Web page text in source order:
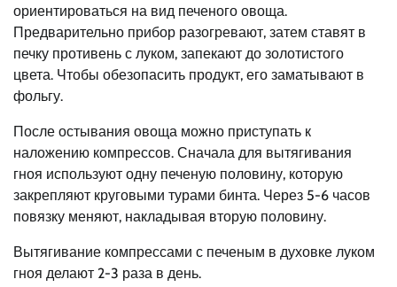
ориентироваться на вид печеного овоща.
Предварительно прибор разогревают, затем ставят в
печку противень с луком, запекают до золотистого
цвета. Чтобы обезопасить продукт, его заматывают в
фольгу.
После остывания овоща можно приступать к
наложению компрессов. Сначала для вытягивания
гноя используют одну печеную половину, которую
закрепляют круговыми турами бинта. Через 5-6 часов
повязку меняют, накладывая вторую половину.
Вытягивание компрессами с печеным в духовке луком
гноя делают 2-3 раза в день.